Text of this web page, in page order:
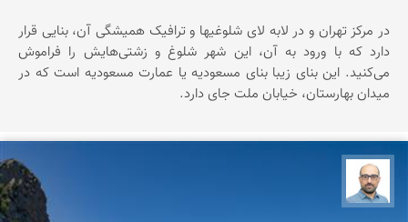
در مرکز تهران و در لابه لای شلوغیها و ترافیک همیشگی آن، بنایی قرار
دارد که با ورود به آن، این شهر شلوغ و زشتی‌هایش را فراموش
می‌کنید. این بنای زیبا بنای مسعودیه یا عمارت مسعودیه است که در
میدان بهارستان، خیابان ملت جای دارد.